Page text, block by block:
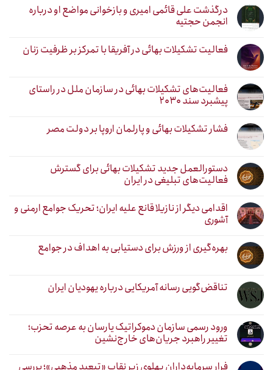
درگذشت علی قائمی امیری و بازخوانی مواضع او درباره
انجمن حجتیه
فعالیت تشکیلات بهائی در آفریقا با تمرکز بر ظرفیت زنان
فعالیت‌های تشکیلات بهائی در سازمان ملل در راستای
پیشبرد سند ۲۰۳۰
فشار تشکیلات بهائی و پارلمان اروپا بر دولت مصر
دستورالعمل جدید تشکیلات بهائی برای گسترش
فعالیت‌های تبلیغی در ایران
اقدامی دیگر از نازیلا قانع علیه ایران؛ تحریک جوامع ارمنی و
آشوری
بهره‌گیری از ورزش برای دستیابی به اهداف در جوامع
تناقض‌گویی رسانه آمریکایی درباره یهودیان ایران
ورود رسمی سازمان دموکراتیک یارسان به عرصه تحزب؛
تغییر راهبرد جریان‌های خارج‌نشین
فرار سرمایه‌داران پهلوی زیر نقابِ «تبعید مذهبی»؛ بررسی